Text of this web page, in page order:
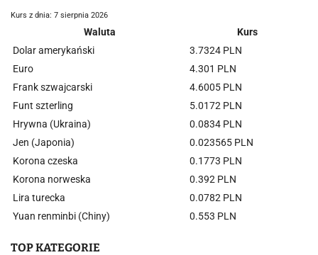
Kurs z dnia: 7 sierpnia 2026
Waluta
Kurs
Dolar amerykański
3.7324 PLN
Euro
4.301 PLN
Frank szwajcarski
4.6005 PLN
Funt szterling
5.0172 PLN
Hrywna (Ukraina)
0.0834 PLN
Jen (Japonia)
0.023565 PLN
Korona czeska
0.1773 PLN
Korona norweska
0.392 PLN
Lira turecka
0.0782 PLN
Yuan renminbi (Chiny)
0.553 PLN
TOP KATEGORIE